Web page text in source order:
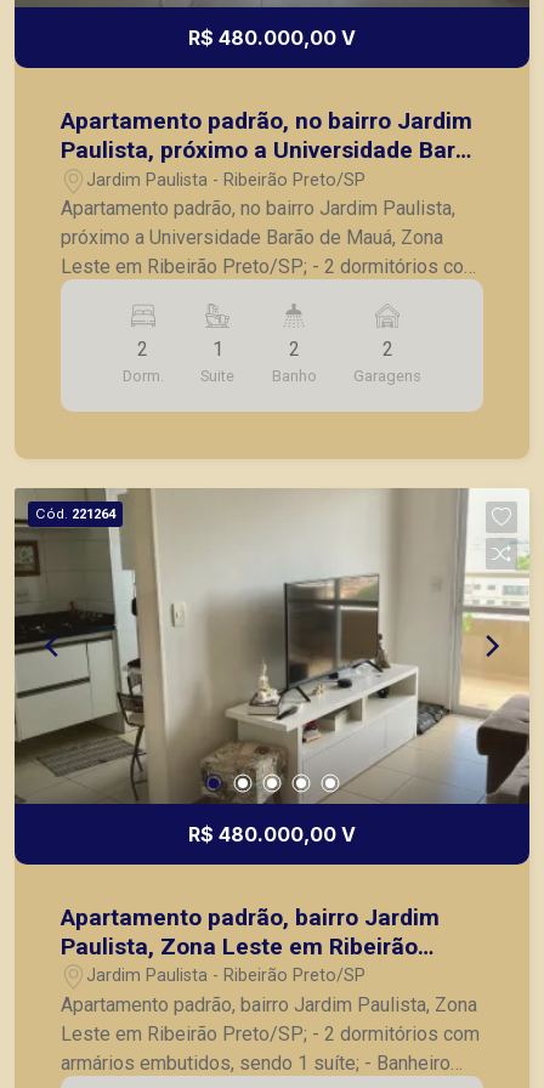
R$ 480.000,00 V
Apartamento padrão, no bairro Jardim
Paulista, próximo a Universidade Barão
de Mauá, Zona Leste em Ribeirão
Preto/SP;
Jardim Paulista - Ribeirão Preto/SP
Apartamento padrão, no bairro Jardim Paulista,
próximo a Universidade Barão de Mauá, Zona
Leste em Ribeirão Preto/SP; - 2 dormitórios com
armários embutidos, sendo 1 suíte; - Banheiro
social com armário embutido; - Sala para 2
ambientes; - Varanda ampla; - Cozinha com
móveis planejados; - Lavanderia planejada; - 2
vagas de garagem; - Apartamento novo, nunca
locação, vendas de imóveis prontos, usados ou
mesmo nos principais lançamentos da cidade de
Ribeirão Preto.
2
Dorm.
1
Suite
2
Banho
2
Garagens
Cód. 221264
R$ 480.000,00 V
Apartamento padrão, bairro Jardim
Paulista, Zona Leste em Ribeirão
Preto/SP;
Jardim Paulista - Ribeirão Preto/SP
Apartamento padrão, bairro Jardim Paulista, Zona
Leste em Ribeirão Preto/SP; - 2 dormitórios com
armários embutidos, sendo 1 suíte; - Banheiro